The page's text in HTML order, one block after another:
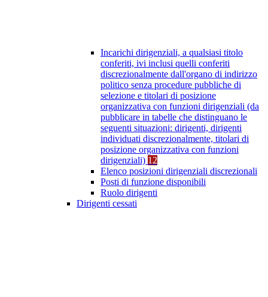
Incarichi dirigenziali, a qualsiasi titolo
conferiti, ivi inclusi quelli conferiti
discrezionalmente dall'organo di indirizzo
politico senza procedure pubbliche di
selezione e titolari di posizione
organizzativa con funzioni dirigenziali (da
pubblicare in tabelle che distinguano le
seguenti situazioni: dirigenti, dirigenti
individuati discrezionalmente, titolari di
posizione organizzativa con funzioni
dirigenziali) 12
Elenco posizioni dirigenziali discrezionali
Posti di funzione disponibili
Ruolo dirigenti
Dirigenti cessati